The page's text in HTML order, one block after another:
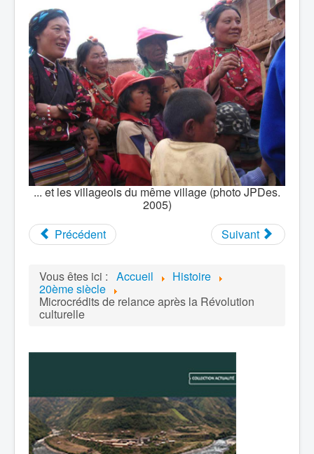
... et les villageois du même village (photo JPDes.
2005)
Précédent
Suivant
Vous êtes ici : Accueil Histoire
20ème siècle
Microcrédits de relance après la Révolution
culturelle